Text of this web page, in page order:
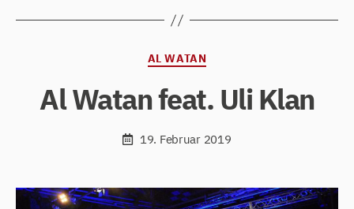
Kategorien
AL WATAN
Al Watan feat. Uli Klan
19. Februar 2019